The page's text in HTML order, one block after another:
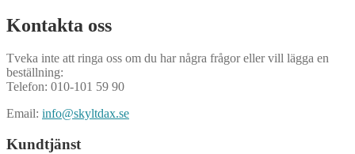
Kontakta oss
Tveka inte att ringa oss om du har några frågor eller vill lägga en
beställning:
Telefon: 010-101 59 90
Email: info@skyltdax.se
Kundtjänst